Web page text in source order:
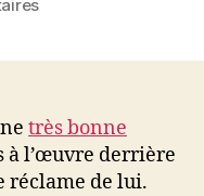
le
combattre
très bonne
à l’œuvre derrière
réclame de lui.